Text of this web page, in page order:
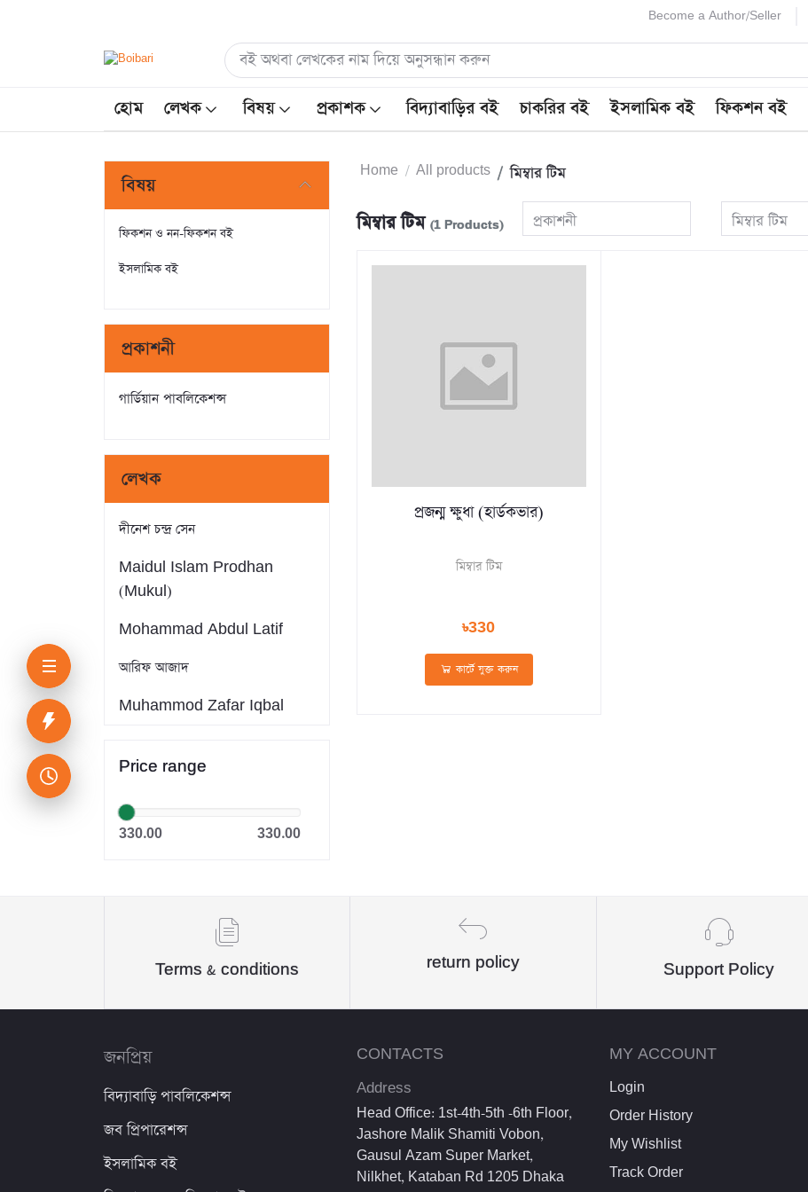
Become a Author/Seller
হোম লেখক বিষয় প্রকাশক বিদ্যাবাড়ির বই চাকরির বই ইসলামিক বই ফিকশন বই
বিষয়
ফিকশন ও নন-ফিকশন বই
ইসলামিক বই
প্রকাশনী
গার্ডিয়ান পাবলিকেশন্স
লেখক
দীনেশ চন্দ্র সেন
Maidul Islam Prodhan
(Mukul)
Mohammad Abdul Latif
আরিফ আজাদ
Muhammod Zafar Iqbal
Dr. Khandaker Abdullah
Jahangir
কিউএনএ পাবলিকেশন্স লেখক পরিষদ
অর্কিড সম্পাদনা পর্ষদ (সম্পাদক)
রবীন্দ্রনাথ ঠাকুর
Price range
330.00 330.00
Home All products মিম্বার টিম
মিম্বার টিম (1 Products) প্রকাশনী মিম্বার টিম
প্রজন্ম ক্ষুধা (হার্ডকভার)
মিম্বার টিম
৳330
কার্টে যুক্ত করুন
Terms & conditions return policy Support Policy
জনপ্রিয়
বিদ্যাবাড়ি পাবলিকেশন্স
জব প্রিপারেশন্স
ইসলামিক বই
CONTACTS
Address
Head Office: 1st-4th-5th -6th Floor,
Jashore Malik Shamiti Vobon,
Gausul Azam Super Market,
Nilkhet, Kataban Rd 1205 Dhaka
MY ACCOUNT
Login
Order History
My Wishlist
Track Order